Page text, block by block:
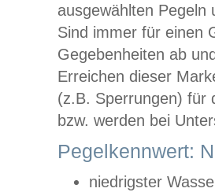
ausgewählten
Sind immer für einen
Gegebenheiten ab
Erreichen dieser
(z.B. Sperrungen) für
bzw. werden bei
Pegelkennwert:
niedrigster